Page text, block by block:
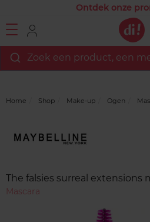
Ontdek onze
Zoek een product, een
Home Shop Make-up Ogen
The falsies surreal extensions
Mascara